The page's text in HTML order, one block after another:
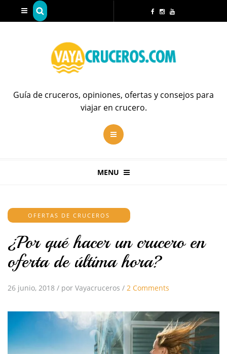
Guía de cruceros, opiniones, ofertas y consejos para
viajar en crucero.
MENU
OFERTAS DE CRUCEROS
¿Por qué hacer un crucero en
oferta de última hora?
26 junio, 2018 / por Vayacruceros / 2 Comments